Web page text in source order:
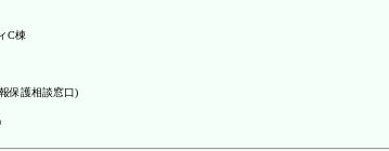
C棟
保護相談窓口)